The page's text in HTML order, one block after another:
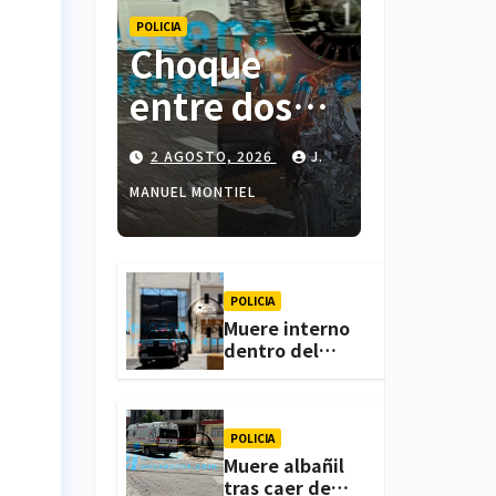
POLICIA
Choque
entre dos
colectivas y
dos
vehículos
deja cinco
personas
lesionadas
en
Atlihuetzia
2 AGOSTO, 2026
J.
MANUEL MONTIEL
POLICIA
Muere interno
dentro del
CERESO de
investiga el
caso
POLICIA
Muere albañil
tras caer de